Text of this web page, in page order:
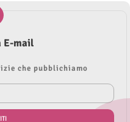
E-mail
che pubblichiamo